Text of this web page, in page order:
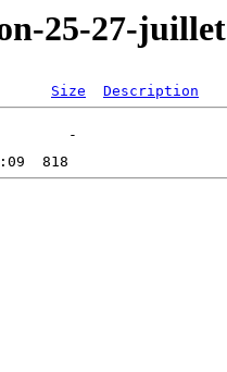
25-27-juillet
Size Description